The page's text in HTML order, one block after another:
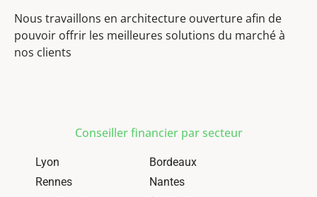
Nous travaillons en architecture ouverture afin de
pouvoir offrir les meilleures solutions du marché à
nos clients
Conseiller financier par secteur
Lyon
Bordeaux
Rennes
Nantes